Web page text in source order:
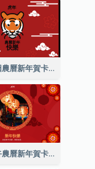
虎年插圖農曆新年賀卡
中國花卉農曆新年賀卡